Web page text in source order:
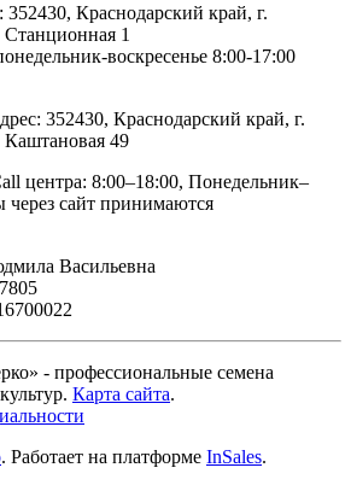
352430, Краснодарский край, г.
Станционная 1
воскресенье 8:00-17:00
352430, Краснодарский край, г.
Каштановая 49
центра: 8:00–18:00, Понедельник–
через сайт принимаются
Васильевна
- профессиональные семена
Карта сайта.
. Работает на платформе InSales.